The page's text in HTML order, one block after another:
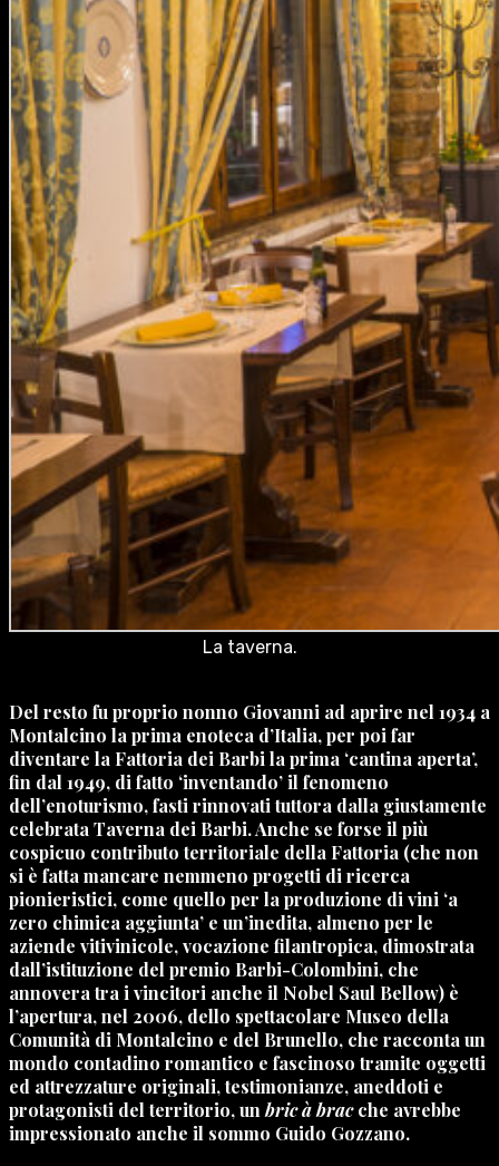
La taverna.
Del resto fu proprio nonno Giovanni ad aprire nel 1934 a
Montalcino la prima enoteca d’Italia, per poi far
diventare la Fattoria dei Barbi la prima ‘cantina aperta’,
fin dal 1949, di fatto ‘inventando’ il fenomeno
dell’enoturismo, fasti rinnovati tuttora dalla giustamente
celebrata Taverna dei Barbi. Anche se forse il più
cospicuo contributo territoriale della Fattoria (che non
si è fatta mancare nemmeno progetti di ricerca
pionieristici, come quello per la produzione di vini ‘a
zero chimica aggiunta’ e un’inedita, almeno per le
aziende vitivinicole, vocazione filantropica, dimostrata
dall’istituzione del premio Barbi-Colombini, che
annovera tra i vincitori anche il Nobel Saul Bellow) è
l’apertura, nel 2006, dello spettacolare Museo della
Comunità di Montalcino e del Brunello, che racconta un
mondo contadino romantico e fascinoso tramite oggetti
ed attrezzature originali, testimonianze, aneddoti e
protagonisti del territorio, un bric à bracche avrebbe
impressionato anche il sommo Guido Gozzano.